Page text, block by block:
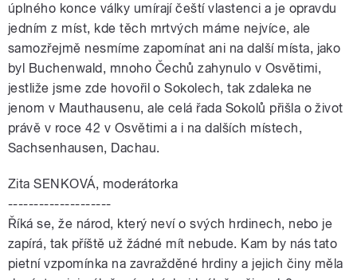
úplného konce války umírají čeští vlastenci a je opravdu
jedním z míst, kde těch mrtvých máme nejvíce, ale
samozřejmě nesmíme zapomínat ani na další místa, jako
byl Buchenwald, mnoho Čechů zahynulo v Osvětimi,
jestliže jsme zde hovořil o Sokolech, tak zdaleka ne
jenom v Mauthausenu, ale celá řada Sokolů přišla o život
právě v roce 42 v Osvětimi a i na dalších místech,
Sachsenhausen, Dachau.
Zita SENKOVÁ, moderátorka
--------------------
Říká se, že národ, který neví o svých hrdinech, nebo je
zapírá, tak příště už žádné mít nebude. Kam by nás tato
pietní vzpomínka na zavražděné hrdiny a jejich činy měla